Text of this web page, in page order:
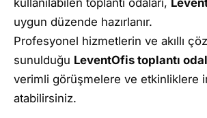
kullanılabilen toplantı odaları,
uygun düzende hazırlanır.
Profesyonel hizmetlerin ve akıllı
sunulduğu LeventOfis toplantı
verimli görüşmelere ve etkinliklere
atabilirsiniz.